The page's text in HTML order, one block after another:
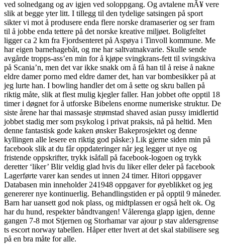
ved solnedgang og av igjen ved soloppgang. Og avtalene mÃ¥ vere
slik at begge yter litt. I tillegg til den tydelige satsingen på sport
sikter vi mot å produsere enda flere norske dramaserier og ser fram
til å jobbe enda tettere på det norske kreative miljøet. Boligfeltet
ligger ca 2 km fra Fjordsenteret på Aspøya i Tinvoll kommune. Me
har eigen barnehagebåt, og me har saltvatnakvarie. Skulle sende
avgårde tropps-ass’en min for å kjøpe svingkrans-fett til svingskiva
på Scania’n, men det var ikke snakk om å få han til å reise å nakne
eldre damer porno med eldre damer det, han var bombesikker på at
jeg lurte han. I bowling handler det om å sette og skru ballen på
riktig måte, slik at flest mulig kjegler faller. Han jobbet ofte opptil 18
timer i døgnet for å utforske Bibelens enorme numeriske struktur. De
siste årene har thai massasje strømstad shaved asian pussy imidlertid
jobbet stadig mer som psykolog i privat praksis, nå på heltid. Men
denne fantastisk gode kaken ønsker Bakeprosjektet og denne
kyllingen alle lesere en riktig god påske:) Lik gjerne siden min på
facebook slik at du får oppdateringer når jeg legger ut nye og
fristende oppskrifter, trykk isåfall på facebook-logoen og trykk
deretter ‘liker’ Blir veldig glad hvis du liker eller deler på facebook
Lagerførte varer kan sendes ut innen 24 timer. Hitori oppgaver
Databasen min inneholder 241948 oppgaver for øyeblikket og jeg
genererer nye kontinuerlig. Behandlingstiden er på opptil 9 måneder.
Barn har uansett god nok plass, og midtplassen er også helt ok. Og
har du hund, respekter båndtvangen! Vålerenga glapp igjen, denne
gangen 7-8 mot Stjernen og Storhamar var ajour p stav aldersgrense
ts escort norway tabellen. Håper etter hvert at det skal stabilisere seg
på en bra måte for alle.